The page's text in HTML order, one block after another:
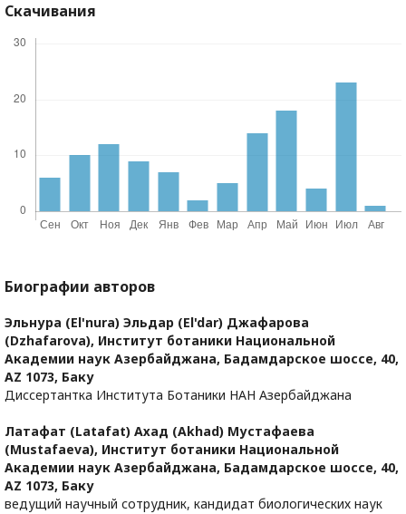
Скачивания
Биографии авторов
Эльнура (El'nura) Эльдар (El'dar) Джафарова
(Dzhafarova), Институт ботаники Национальной
Академии наук Азербайджана, Бадамдарское шоссе, 40,
AZ 1073, Баку
Диссертантка Института Ботаники НАН Азербайджана
Латафат (Latafat) Ахад (Akhad) Мустафаева
(Mustafaeva), Институт ботаники Национальной
Академии наук Азербайджана, Бадамдарское шоссе, 40,
AZ 1073, Баку
ведущий научный сотрудник, кандидат биологических наук